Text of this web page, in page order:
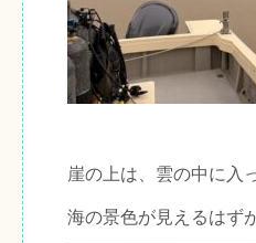
崖の上は、雲の中に入
海の景色が見えるはず